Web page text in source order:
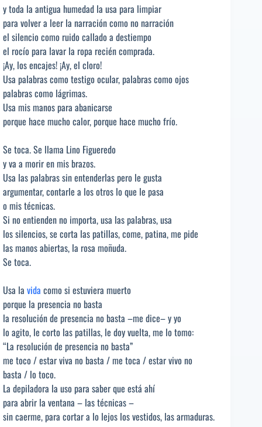
y toda la antigua humedad la usa para limpiar
para volver a leer la narración como no narración
el silencio como ruido callado a destiempo
el rocío para lavar la ropa recién comprada.
¡Ay, los encajes! ¡Ay, el cloro!
Usa palabras como testigo ocular, palabras como ojos
palabras como lágrimas.
Usa mis manos para abanicarse
porque hace mucho calor, porque hace mucho frío.
Se toca. Se llama Lino Figueredo
y va a morir en mis brazos.
Usa las palabras sin entenderlas pero le gusta
argumentar, contarle a los otros lo que le pasa
o mis técnicas.
Si no entienden no importa, usa las palabras, usa
los silencios, se corta las patillas, come, patina, me pide
las manos abiertas, la rosa moñuda.
Se toca.
Usa la vida como si estuviera muerto
porque la presencia no basta
la resolución de presencia no basta –me dice– y yo
lo agito, le corto las patillas, le doy vuelta, me lo tomo:
“La resolución de presencia no basta”
me toco / estar viva no basta / me toca / estar vivo no
basta / lo toco.
La depiladora la uso para saber que está ahí
para abrir la ventana – las técnicas –
sin caerme, para cortar a lo lejos los vestidos, las armaduras.